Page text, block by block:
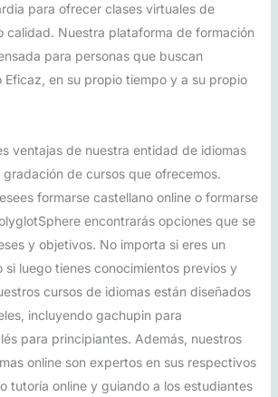
para ofrecer clases virtuales de
calidad. Nuestra plataforma de formación
para personas que buscan
Eficaz, en su propio tiempo y a su propio
ventajas de nuestra entidad de idiomas
gradación de cursos que ofrecemos.
formarse castellano online o formarse
encontrarás opciones que se
y objetivos. No importa si eres un
si luego tienes conocimientos previos y
cursos de idiomas están diseñados
incluyendo gachupin para
para principiantes. Además, nuestros
online son expertos en sus respectivos
tutoría online y guiando a los estudiantes